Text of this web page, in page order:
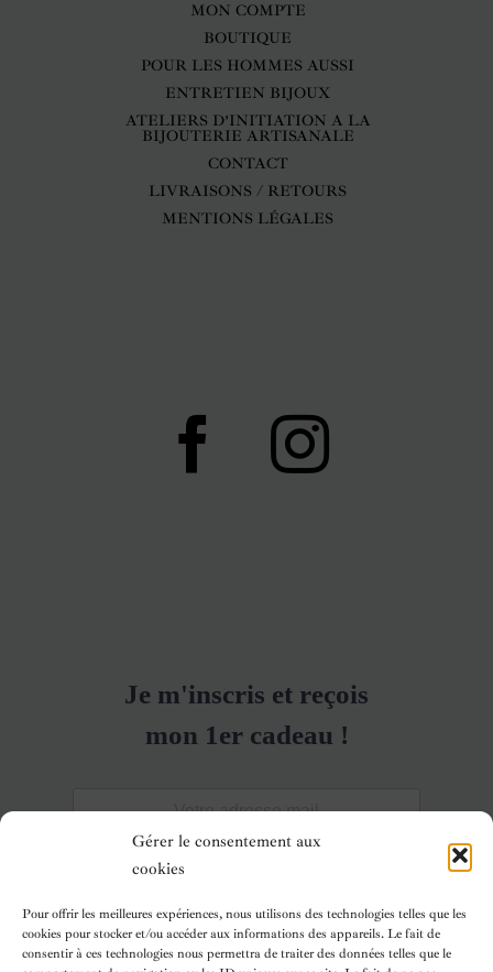
Gérer le consentement aux
cookies
Pour offrir les meilleures expériences, nous utilisons des technologies telles que les
cookies pour stocker et/ou accéder aux informations des appareils. Le fait de
consentir à ces technologies nous permettra de traiter des données telles que le
MON COMPTE
BOUTIQUE
POUR LES HOMMES AUSSI
ENTRETIEN BIJOUX
ATELIERS D’INITIATION A LA
BIJOUTERIE ARTISANALE
CONTACT
LIVRAISONS / RETOURS
MENTIONS LÉGALES